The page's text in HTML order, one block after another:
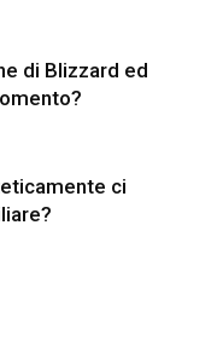
di Blizzard ed
ci